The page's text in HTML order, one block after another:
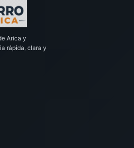
Arica y
rápida, clara y